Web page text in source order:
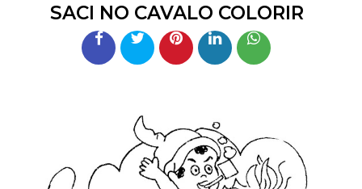
SACI NO CAVALO COLORIR